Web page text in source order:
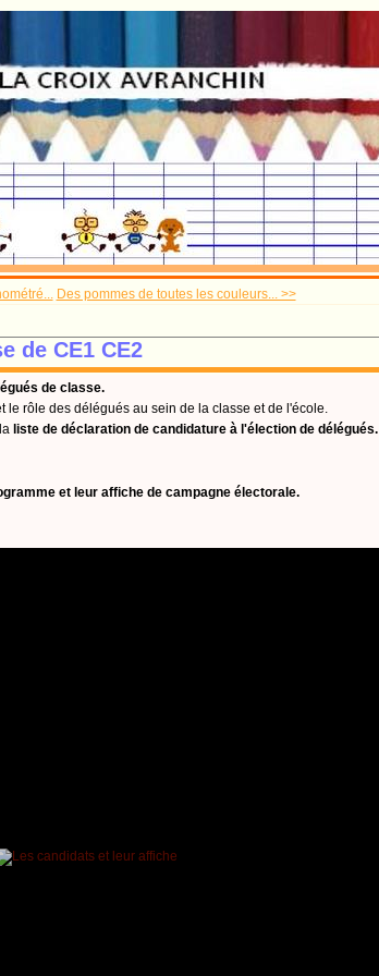
Des pommes de toutes les couleurs... >>
de CE1 CE2
de classe.
le rôle des délégués au sein de la classe et de l'école.
liste de déclaration de candidature à l'élection de délégués.
et leur affiche de campagne électorale.